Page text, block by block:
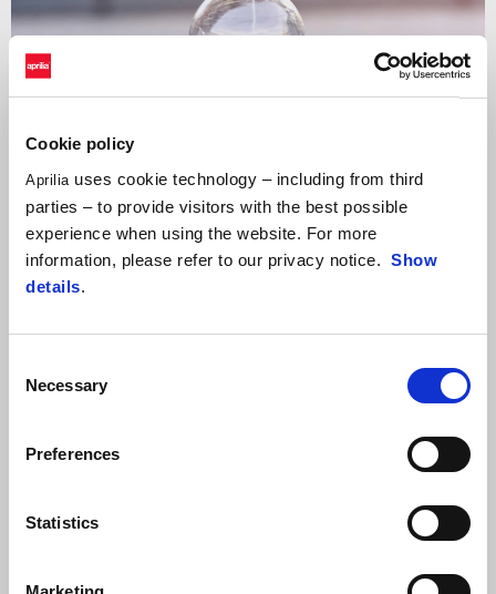
Cookie policy
Aprilia uses cookie technology – including from third
parties – to provide visitors with the best possible
experience when using the website. For more
information, please refer to our privacy notice. Show
details.
Selection
Necessary
Preferences
Statistics
Koliko često mom motociklu treba servis?
Servisni intervali se razlikuju od vozila do vozila, tako da je najbolji
način da proverite preuzimanjem sopstvenog rasporeda servisa ili da
pogledate svoje upustvo za upotrebu i održavanje / servisna